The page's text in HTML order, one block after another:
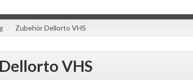
Zubehör Dellorto VHS
VHS